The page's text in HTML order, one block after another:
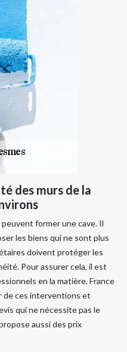
des murs de la
former une cave. Il
les biens qui ne sont plus
doivent protéger les
Pour assurer cela, il est
en la matière. France
de ces interventions et
qui ne nécessite pas le
aussi des prix